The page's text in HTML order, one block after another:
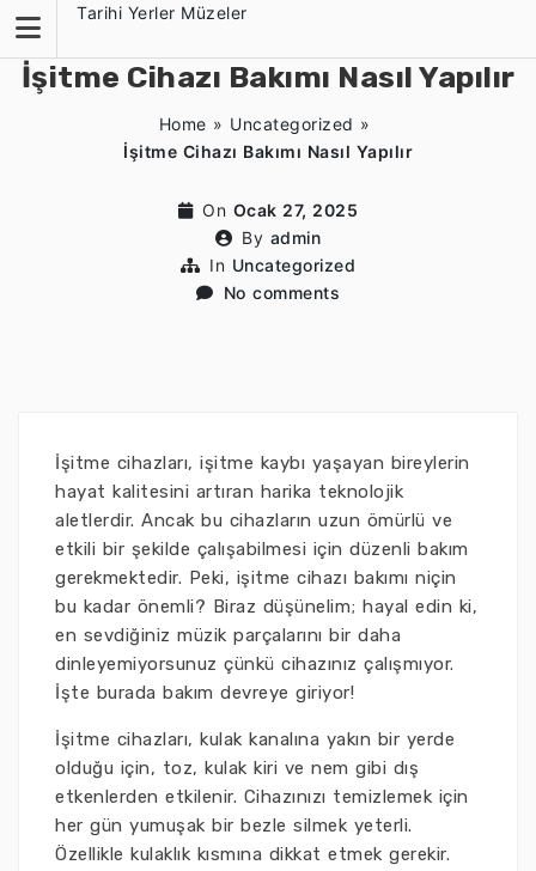
content
Tarihi Yerler Müzeler
İşitme Cihazı Bakımı Nasıl Yapılır
Home » Uncategorized »
İşitme Cihazı Bakımı Nasıl Yapılır
On Ocak 27, 2025
By admin
In Uncategorized
No comments
İşitme cihazları, işitme kaybı yaşayan bireylerin
hayat kalitesini artıran harika teknolojik
aletlerdir. Ancak bu cihazların uzun ömürlü ve
etkili bir şekilde çalışabilmesi için düzenli bakım
gerekmektedir. Peki, işitme cihazı bakımı niçin
bu kadar önemli? Biraz düşünelim; hayal edin ki,
en sevdiğiniz müzik parçalarını bir daha
dinleyemiyorsunuz çünkü cihazınız çalışmıyor.
İşte burada bakım devreye giriyor!
İşitme cihazları, kulak kanalına yakın bir yerde
olduğu için, toz, kulak kiri ve nem gibi dış
etkenlerden etkilenir. Cihazınızı temizlemek için
her gün yumuşak bir bezle silmek yeterli.
Özellikle kulaklık kısmına dikkat etmek gerekir.